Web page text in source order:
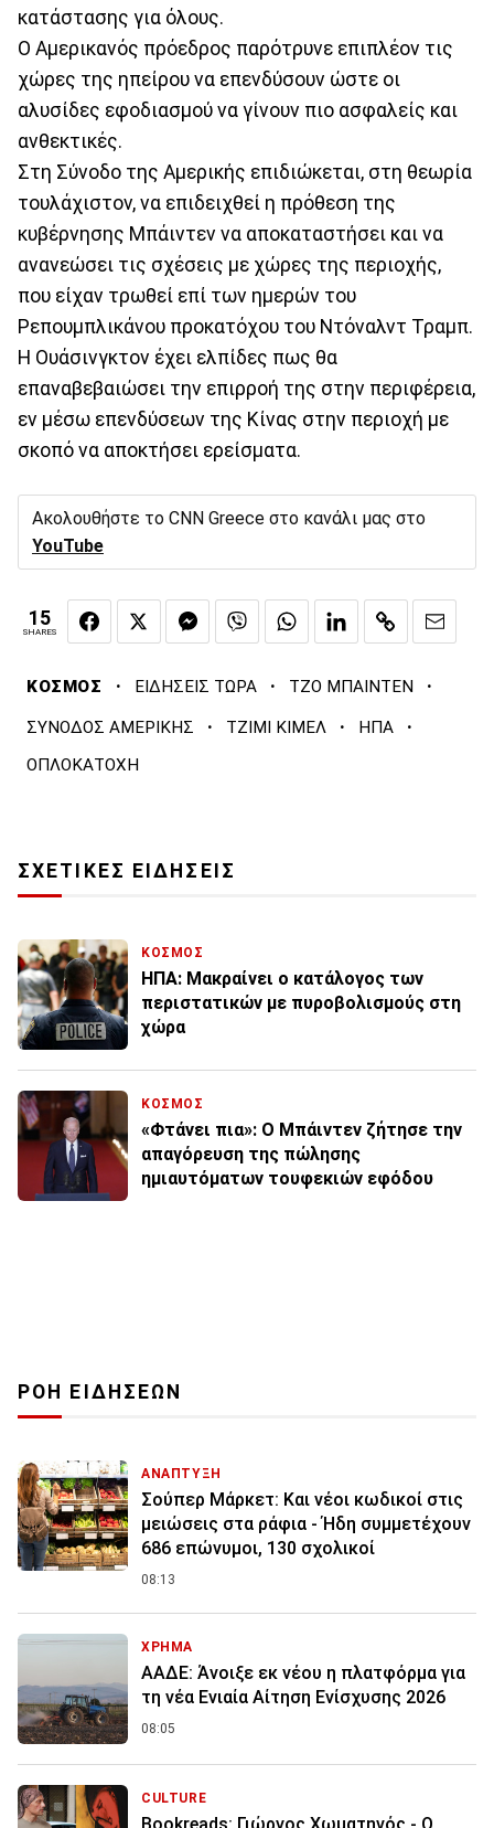
κατάστασης για όλους.
Ο Αμερικανός πρόεδρος παρότρυνε επιπλέον τις
χώρες της ηπείρου να επενδύσουν ώστε οι
αλυσίδες εφοδιασμού να γίνουν πιο ασφαλείς και
ανθεκτικές.
Στη Σύνοδο της Αμερικής επιδιώκεται, στη θεωρία
τουλάχιστον, να επιδειχθεί η πρόθεση της
κυβέρνησης Μπάιντεν να αποκαταστήσει και να
ανανεώσει τις σχέσεις με χώρες της περιοχής,
που είχαν τρωθεί επί των ημερών του
Ρεπουμπλικάνου προκατόχου του Ντόναλντ Τραμπ.
Η Ουάσινγκτον έχει ελπίδες πως θα
επαναβεβαιώσει την επιρροή της στην περιφέρεια,
εν μέσω επενδύσεων της Κίνας στην περιοχή με
σκοπό να αποκτήσει ερείσματα.
Ακολουθήστε το CNN Greece στο κανάλι μας στο
YouTube
15
SHARES
ΚΟΣΜΟΣ · ΕΙΔΗΣΕΙΣ ΤΩΡΑ · ΤΖΟ ΜΠΑΙΝΤΕΝ ·
ΣΥΝΟΔΟΣ ΑΜΕΡΙΚΗΣ · ΤΖΙΜΙ ΚΙΜΕΛ · ΗΠΑ ·
ΟΠΛΟΚΑΤΟΧΗ
ΣΧΕΤΙΚΕΣ ΕΙΔΗΣΕΙΣ
ΚΟΣΜΟΣ
ΗΠΑ: Μακραίνει ο κατάλογος των
περιστατικών με πυροβολισμούς στη
χώρα
ΚΟΣΜΟΣ
«Φτάνει πια»: Ο Μπάιντεν ζήτησε την
απαγόρευση της πώλησης
ημιαυτόματων τουφεκιών εφόδου
ΡΟΗ ΕΙΔΗΣΕΩΝ
ΑΝΑΠΤΥΞΗ
Σούπερ Μάρκετ: Και νέοι κωδικοί στις
μειώσεις στα ράφια - Ήδη συμμετέχουν
686 επώνυμοι, 130 σχολικοί
08:13
ΧΡΗΜΑ
ΑΑΔΕ: Άνοιξε εκ νέου η πλατφόρμα για
τη νέα Ενιαία Αίτηση Ενίσχυσης 2026
08:05
CULTURE